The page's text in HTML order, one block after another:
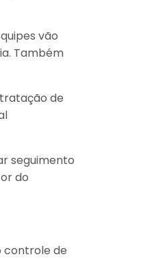
vão
Também
de
seguimento
do
controle de